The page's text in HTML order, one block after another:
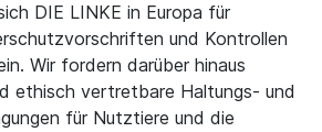
DIE LINKE in Europa für
und Kontrollen
Wir fordern darüber hinaus
ethisch vertretbare Haltungs- und
für Nutztiere und die